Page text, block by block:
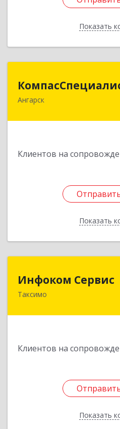
Показать
Ангарск
Клиентов на
Показать
665826, Иркутская обл,
Инфоком Сервис
Таксимо
Клиентов на
Показать
671560, Республика